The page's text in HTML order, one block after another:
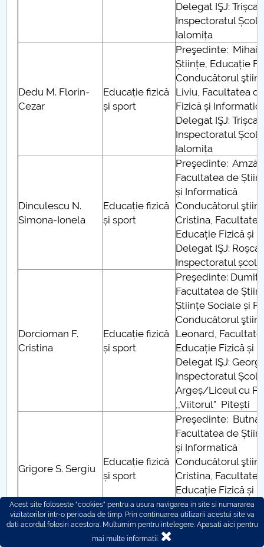
Delegat IŞJ:
Inspectoratul
Ialomița
Dedu M. Florin-
Cezar
Educație fizică
și sport
Preşedinte: Mihai
Științe, Educație
Conducătorul
Liviu, Facultatea
Fizică și
Delegat IŞJ:
Inspectoratul
Ialomița
Dinculescu N.
Simona-Ionela
Educație fizică
și sport
Preşedinte:
Facultatea de
și Informatică
Conducătorul
Cristina,
Educație Fizică și
Delegat IŞJ: Roșca
Inspectoratul
Dorcioman F.
Cristina
Educație fizică
și sport
Preşedinte:
Facultatea de
Științe Sociale și
Conducătorul
Leonard,
Educație Fizică și
Delegat IŞJ:
Inspectoratul
Argeș/Liceul cu
,,Viitorul" Pitești
Grigore S. Sergiu
Educație fizică
și sport
Preşedinte:
Facultatea de
și Informatică
Conducătorul
Cristina,
Educație Fizică și
Delegat IŞJ:
Școala Gimnazială
Acest site foloseste "cookies" pentru a usura navigarea in site si numararea
vizitatorilor intr-o perioada de timp. Prin continuarea utilizarii acestui site va
dati acordul folosiri acestora. Multumim pentru intelegere. Apasati aici pentru
mai multe informatii.